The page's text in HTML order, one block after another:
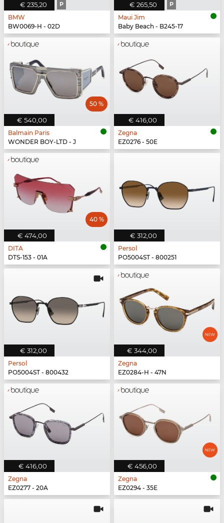
€ 235,20 P
BMW
BW0069-H - 02D
€ 265,50 P
Maui Jim
Baby Beach - B245-17
€ 540,00
50 %
Balmain Paris
WONDER BOY-LTD - J
€ 416,00
Zegna
EZ0276 - 50E
€ 474,00
40 %
DITA
DTS-153 - 01A
€ 312,00
Persol
PO5004ST - 800251
€ 312,00
Persol
PO5004ST - 800432
€ 344,00
Zegna
EZ0284-H - 47N
€ 416,00
Zegna
EZ0277 - 20A
€ 456,00
Zegna
EZ0294 - 35E